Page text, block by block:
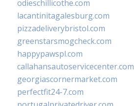
odieschillicothe.com
lacantinitagalesburg.com
pizzadeliverybristol.com
greenstarsmogcheck.com
happypawspl.com
callahansautoservicecenter.com
georgiascornermarket.com
perfectfit24-7.com